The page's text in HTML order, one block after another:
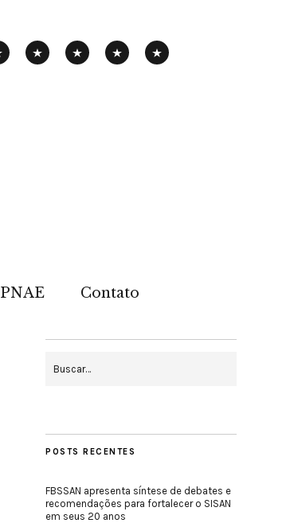
PNAE Contato
POSTS RECENTES
FBSSAN apresenta síntese de debates e
recomendações para fortalecer o SISAN
em seus 20 anos